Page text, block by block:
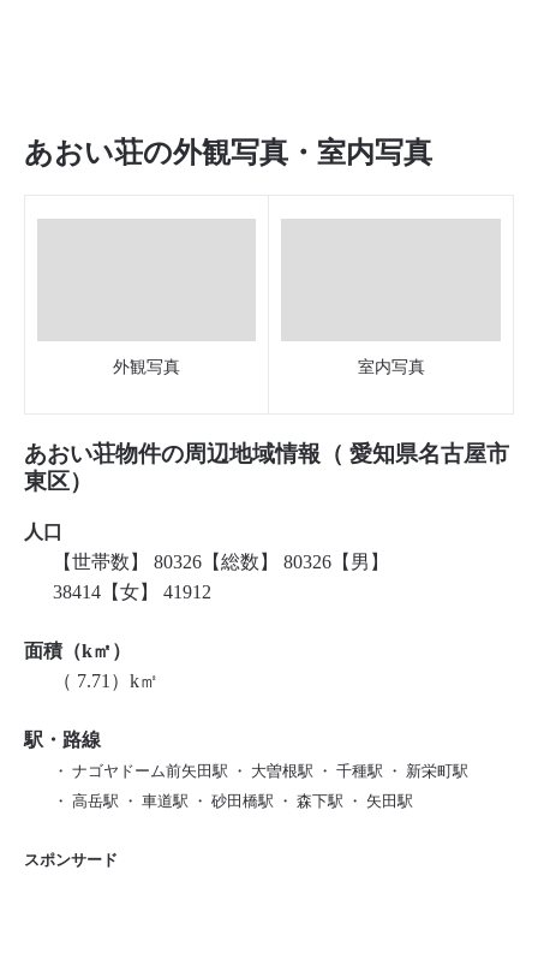
あおい荘の外観写真・室内写真
外観写真 室内写真
あおい荘物件の周辺地域情報（ 愛知県名古屋市
東区）
人口
【世帯数】 80326【総数】 80326【男】
38414【女】 41912
面積（k㎡）
（ 7.71）k㎡
駅・路線
・ ナゴヤドーム前矢田駅 ・ 大曽根駅 ・ 千種駅 ・ 新栄町駅
・ 高岳駅 ・ 車道駅 ・ 砂田橋駅 ・ 森下駅 ・ 矢田駅
スポンサード